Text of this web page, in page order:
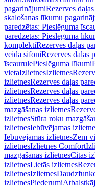
pagarinājumiRezerves
skalošanas līkumu
paredzētas: Pieslēguma
paredzētas: Pieslēguma
komplektiRezerves daļas
veida sifoniRezerves daļas
īscaurulePieslēguma līkumi
vietaIzlietnesIzlietnes
izlietnesRezerves daļas
izlietnesRezerves daļas
izlietnesRezerves daļas
mazgāšanas izlietnes
izlietnesStūra roku
izlietnesIebūvējamas
Iebūvējamas izlietnesZem
izlietnesIzlietnes Comfort
mazgāšanas izlietnesCitas
izlietnesLietās izlietnes
izlietnesIzlietnes
izlietnesPiederumi